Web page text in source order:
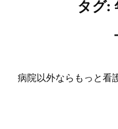
タグ:
病院以外ならもっと看